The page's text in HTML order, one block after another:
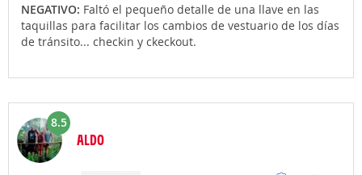
NEGATIVO: Faltó el pequeño detalle de una llave en las
taquillas para facilitar los cambios de vestuario de los días
de tránsito... checkin y ckeckout.
8.5
ALDO